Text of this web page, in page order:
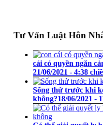
Tư Vấn Luật Hôn
cái có quyền ngăn
21/06/2021 - 4:38
Sống thử trước khi
không?18/06/2021 -